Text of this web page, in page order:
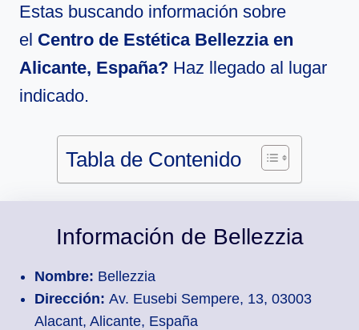
Estas buscando información sobre
el Centro de Estética Bellezzia en
Alicante, España? Haz llegado al lugar
indicado.
Tabla de Contenido
Información de Bellezzia
Nombre: Bellezzia
Dirección: Av. Eusebi Sempere, 13, 03003
Alacant, Alicante, España